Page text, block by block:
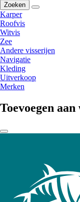
Zoeken
Karper
Roofvis
Witvis
Zee
Andere visserijen
Navigatie
Kleding
Uitverkoop
Merken
Toevoegen